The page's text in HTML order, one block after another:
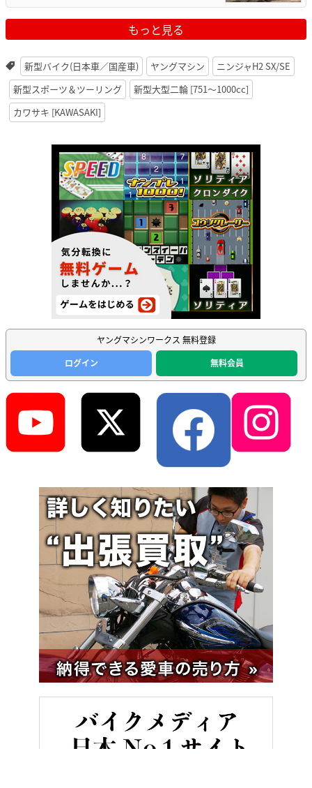
もっと見る
新型バイク(日本車／国産車) ヤングマシン
ニンジャH2 SX/SE
新型スポーツ＆ツーリング
新型大型二輪 [751〜1000cc]
カワサキ [KAWASAKI]
ヤングマシンワークス 無料登録
ログイン
無料会員